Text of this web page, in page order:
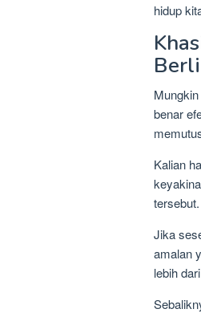
hidup
benar
Kalian
tersebut.
Jika
amalan
lebih